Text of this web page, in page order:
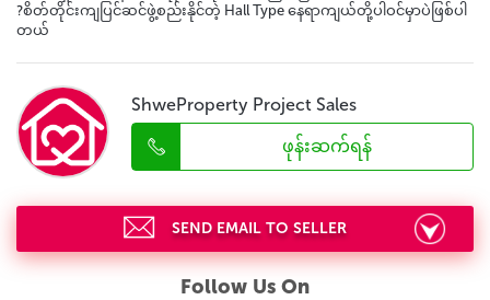
?စိတ်တိုင်းကျပြင်ဆင်ဖွဲ့စည်းနိုင်တဲ့ Hall Type နေရာကျယ်တို့ပါဝင်မှာပဲဖြစ်ပါ
တယ်
ShweProperty Project Sales
ဖုန်းဆက်ရန်
SEND EMAIL TO SELLER
Follow Us On